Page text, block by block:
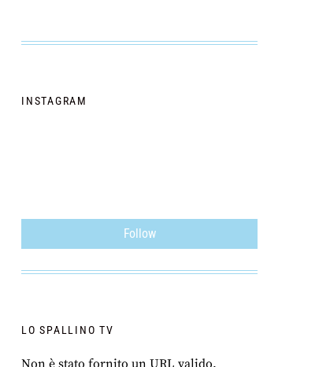
INSTAGRAM
Follow
LO SPALLINO TV